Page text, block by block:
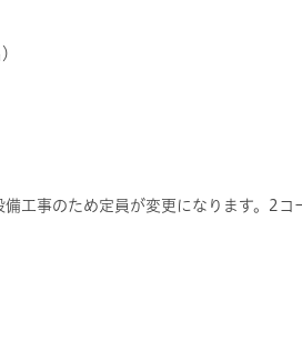
工事のため定員が変更になります。2